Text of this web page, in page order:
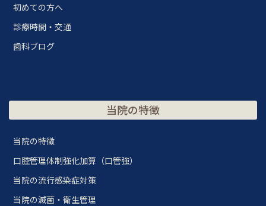
初めての方へ
診療時間・交通
歯科ブログ
当院の特徴
当院の特徴
口腔管理体制強化加算（口管強）
当院の流行感染症対策
当院の滅菌・衛生管理